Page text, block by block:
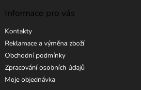
Informace pro vás
Kontakty
Reklamace a výměna zboží
Obchodní podmínky
Zpracování osobních údajů
Moje objednávka